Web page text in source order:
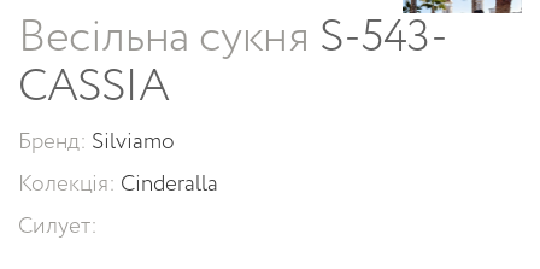
Весільна сукня S-543-
CASSIA
Бренд: Silviamo
Колекція: Cinderalla
Силует: